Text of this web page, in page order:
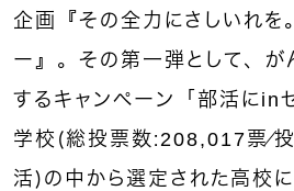
企画『その全力にさしいれを
ー』。その第一弾として、が
するキャンペーン「部活にin
学校（総投票数：208,017票／
活）の中から選定された高校